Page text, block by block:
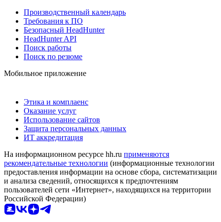
Производственный календарь
Требования к ПО
Безопасный HeadHunter
HeadHunter API
Поиск работы
Поиск по резюме
Мобильное приложение
Этика и комплаенс
Оказание услуг
Использование сайтов
Защита персональных данных
ИТ аккредитация
На информационном ресурсе hh.ru применяются
рекомендательные технологии (информационные технологии
предоставления информации на основе сбора, систематизации
и анализа сведений, относящихся к предпочтениям
пользователей сети «Интернет», находящихся на территории
Российской Федерации)